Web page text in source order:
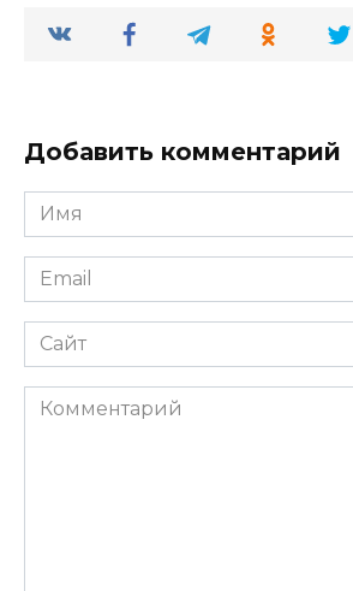
Добавить комментарий
Имя
Email
Сайт
Комментарий